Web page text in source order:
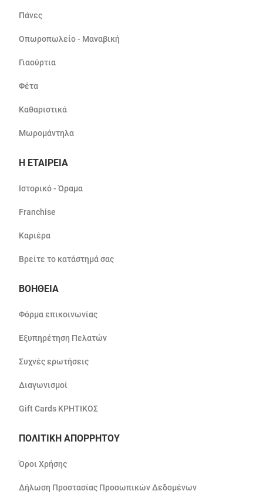
Πάνες
Οπωροπωλείο - Μαναβική
Γιαούρτια
Φέτα
Καθαριστικά
Μωρομάντηλα
Η ΕΤΑΙΡΕΙΑ
Ιστορικό - Όραμα
Franchise
Καριέρα
Βρείτε το κατάστημά σας
ΒΟΗΘΕΙΑ
Φόρμα επικοινωνίας
Εξυπηρέτηση Πελατών
Συχνές ερωτήσεις
Διαγωνισμοί
Gift Cards ΚΡΗΤΙΚΟΣ
ΠΟΛΙΤΙΚΗ ΑΠΟΡΡΗΤΟΥ
Όροι Χρήσης
Δήλωση Προστασίας Προσωπικών Δεδομένων